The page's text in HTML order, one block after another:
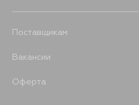
Поставщикам
Вакансии
Оферта